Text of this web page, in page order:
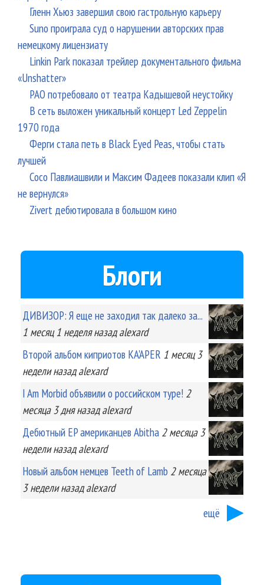
Гленн Хьюз завершил свою гастрольную карьеру
Suno проиграла суд о нарушении авторских прав
немецкому лицензиату
Linkin Park показал трейлер документального фильма
«Unshatter»
РАО потребовало от театра Кадышевой неустойку
В сеть выложен уникальный концерт Led Zeppelin
1970 года
Ферги стала петь в Black Eyed Peas, чтобы стать
лучшей
Сосо Павлиашвили и Максим Фадеев показали клип «Я
не вернулся»
Zivert дебютировала в большом кино
Блоги
ДИВИЗОР: Я еще не заходил так далеко за...
1 месяц 1 неделяназад alexard
Второй альбом киприотов KA'APER 1 месяц 3
неделиназад alexard
I Am Morbid объявили о российском туре! 2
месяца 3 дняназад alexard
Дебютный EP американцев Abitha 2 месяца 3
неделиназад alexard
Новый альбом немцев Teeth of Lamb 2 месяца
3 неделиназад alexard
ещё